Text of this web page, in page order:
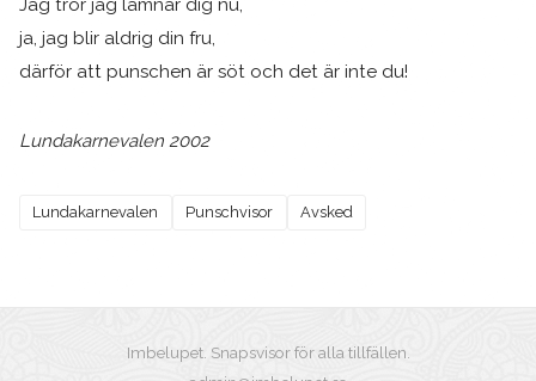
Jag tror jag lämnar dig nu,
ja, jag blir aldrig din fru,
därför att punschen är söt och det är inte du!
Lundakarnevalen 2002
Lundakarnevalen Punschvisor Avsked
Imbelupet. Snapsvisor för alla tillfällen.